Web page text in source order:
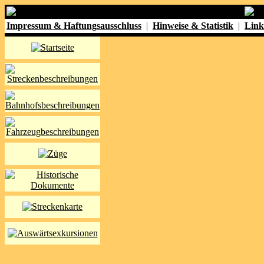
Impressum & Haftungsausschluss | Hinweise & Statistik |